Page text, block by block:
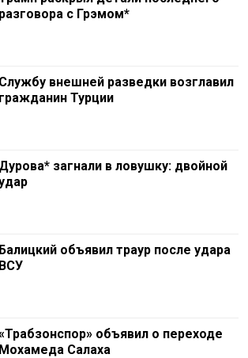
разговора с Грэмом*
Службу внешней разведки возглавил
гражданин Турции
Дурова* загнали в ловушку: двойной
Балицкий объявил траур после удара
ВСУ
объявил о переходе
Мохамеда Салаха